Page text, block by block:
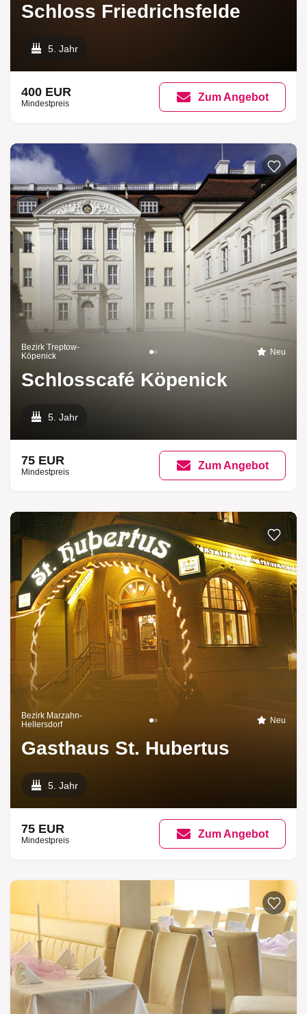
Schloss Friedrichsfelde
5. Jahr
400 EUR
Mindestpreis
Zum Angebot
Bezirk Treptow-
Köpenick
Neu
Schlosscafé Köpenick
5. Jahr
75 EUR
Mindestpreis
Zum Angebot
Bezirk Marzahn-
Hellersdorf
Neu
Gasthaus St. Hubertus
5. Jahr
75 EUR
Mindestpreis
Zum Angebot